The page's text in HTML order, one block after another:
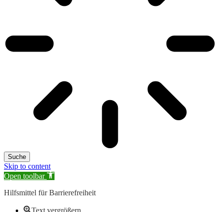
Suche
Skip to content
Open toolbar
Hilfsmittel für Barrierefreiheit